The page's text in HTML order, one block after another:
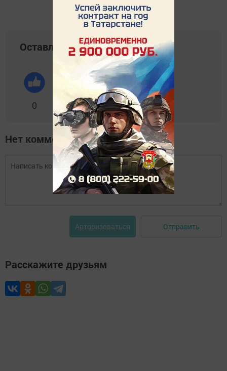
Оставляйте реакции
0 0 0 0 0
Нет комментариев
Авторизоваться Отправить
Расскажите друзьям